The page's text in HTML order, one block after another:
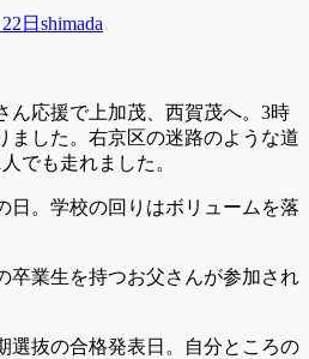
日 投
shimada
ん応援で上加茂、西賀茂へ。3時
ました。右京区の迷路のような道
でも走れました。
日。学校の回りはボリュームを落
卒業生を持つお父さんが参加され
選抜の合格発表日。自分ところの